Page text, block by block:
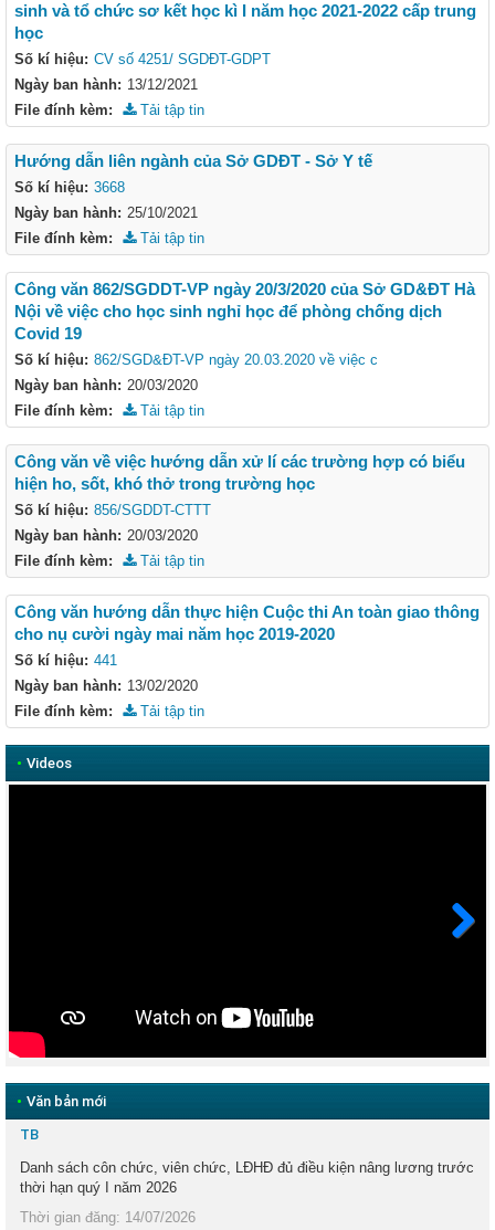
Số kí hiệu: CV số 4251/ SGDĐT-GDPT
Ngày ban hành: 13/12/2021
sinh và tổ chức sơ kết học kì I năm học 2021-2022 cấp trung
học
File đính kèm: Tải tập tin
Số kí hiệu: 3668
Ngày ban hành: 25/10/2021
Hướng dẫn liên ngành của Sở GDĐT - Sở Y tế
File đính kèm: Tải tập tin
Số kí hiệu: 862/SGD&ĐT-VP ngày 20.03.2020 về việc c
Ngày ban hành: 20/03/2020
Công văn 862/SGDDT-VP ngày 20/3/2020 của Sở GD&ĐT Hà
Nội về việc cho học sinh nghỉ học để phòng chống dịch
Covid 19
File đính kèm: Tải tập tin
Số kí hiệu: 856/SGDDT-CTTT
Ngày ban hành: 20/03/2020
Công văn về việc hướng dẫn xử lí các trường hợp có biểu
hiện ho, sốt, khó thở trong trường học
File đính kèm: Tải tập tin
Số kí hiệu: 441
Ngày ban hành: 13/02/2020
Công văn hướng dẫn thực hiện Cuộc thi An toàn giao thông
cho nụ cười ngày mai năm học 2019-2020
File đính kèm: Tải tập tin
• Videos
• Văn bản mới
TB
Danh sách côn chức, viên chức, LĐHĐ đủ điều kiện nâng lương trước
thời hạn quý I năm 2026
Thời gian đăng: 14/07/2026